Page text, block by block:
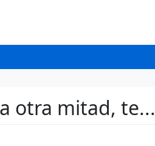
otra mitad, te...